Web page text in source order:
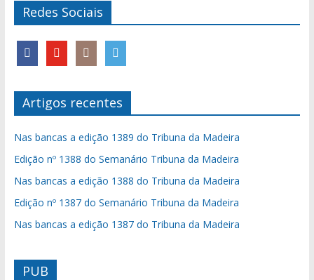
Redes Sociais
Artigos recentes
Nas bancas a edição 1389 do Tribuna da Madeira
Edição nº 1388 do Semanário Tribuna da Madeira
Nas bancas a edição 1388 do Tribuna da Madeira
Edição nº 1387 do Semanário Tribuna da Madeira
Nas bancas a edição 1387 do Tribuna da Madeira
PUB